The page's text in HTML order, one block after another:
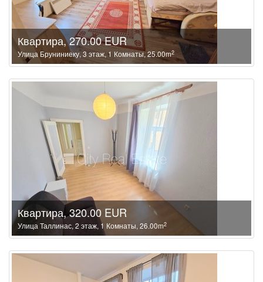
Квартира, 270.00 EUR
Улица Бруниниеку, 3 этаж, 1 Комнаты, 25.00m2
Квартира, 320.00 EUR
Улица Таллинас, 2 этаж, 1 Комнаты, 26.00m2